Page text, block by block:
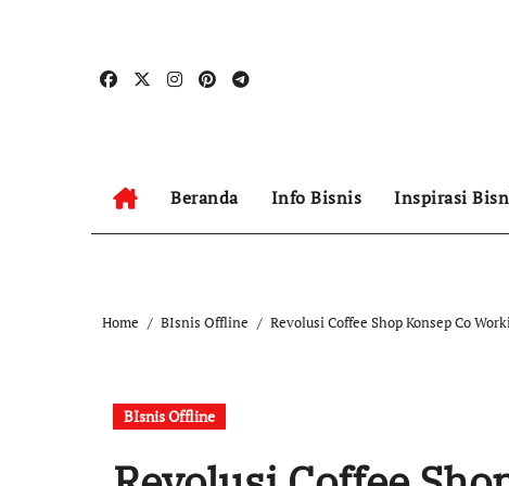
Beranda Info Bisnis Inspirasi
Home BIsnis Offline Revolusi Coffee Shop Konsep Co
BIsnis Offline